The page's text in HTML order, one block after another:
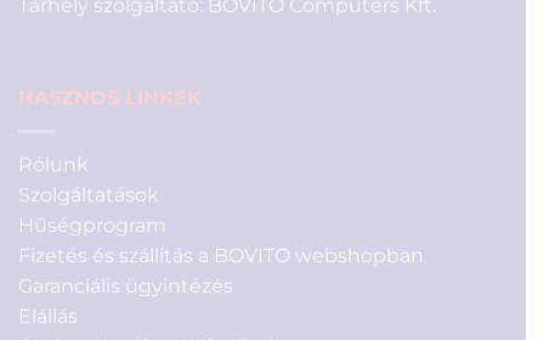
Tárhely szolgáltató: BOVITO Computers Kft.
HASZNOS LINKEK
Rólunk
Szolgáltatások
Hűségprogram
Fizetés és szállítás a BOVITO webshopban
Garanciális ügyintézés
Elállás